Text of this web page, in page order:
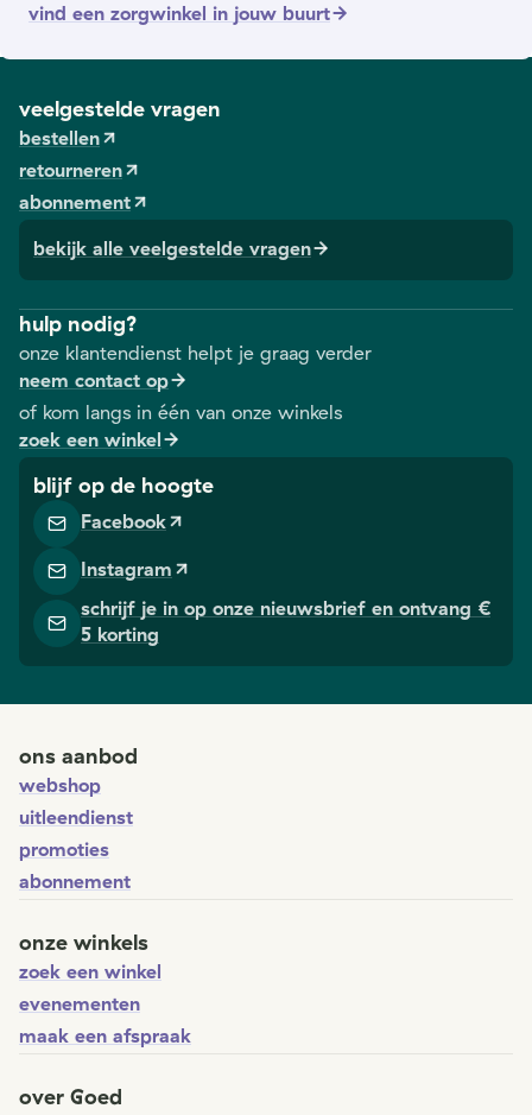
vind een zorgwinkel in jouw buurt
veelgestelde vragen
bestellen
retourneren
abonnement
bekijk alle veelgestelde vragen
hulp nodig?
onze klantendienst helpt je graag verder
neem contact op
of kom langs in één van onze winkels
zoek een winkel
blijf op de hoogte
Facebook
Instagram
schrijf je in op onze nieuwsbrief en ontvang €
5 korting
ons aanbod
webshop
uitleendienst
promoties
abonnement
onze winkels
zoek een winkel
evenementen
maak een afspraak
over Goed